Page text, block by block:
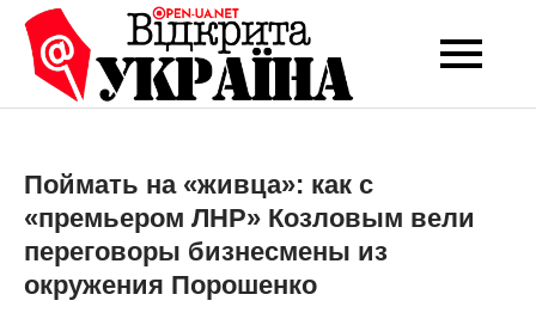
Перейти
вмісту
Open-UA
NET
Це ваше надійне
експертних думок
Поймать на «живца»: как с
«премьером ЛНР» Козловым вели
переговоры бизнесмены из
окружения Порошенко